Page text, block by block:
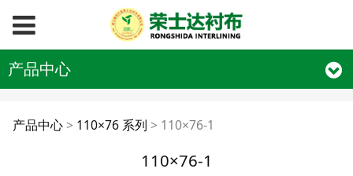
产品中心
110×76-1
产品中心> 110×76 系列 > 110×76-1
110×76-1